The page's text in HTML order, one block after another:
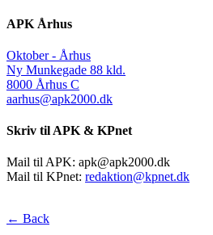
APK Århus
Oktober - Århus
Ny Munkegade 88 kld.
8000 Århus C
aarhus@apk2000.dk
Skriv til APK & KPnet
Mail til APK: apk@apk2000.dk
Mail til KPnet: redaktion@kpnet.dk
← Back